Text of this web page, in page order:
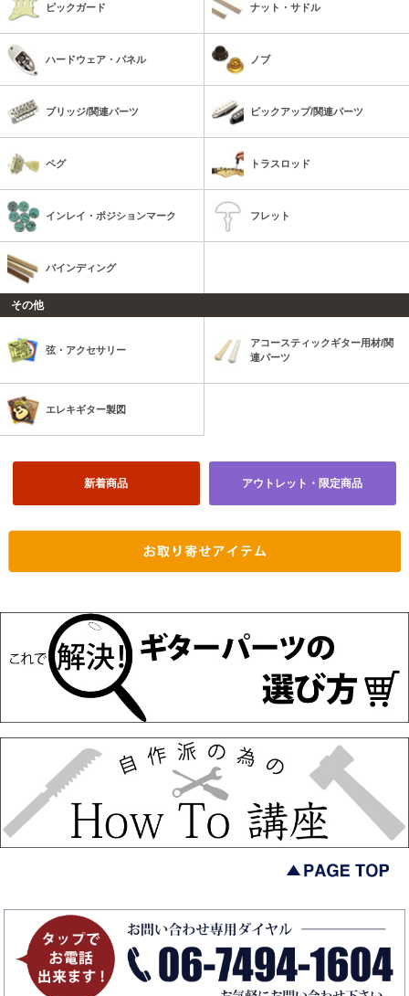
ピックガード ナット・サドル
ハードウェア・パネル ノブ
ブリッジ/関連パーツ ピックアップ/関連パーツ
ペグ トラスロッド
インレイ・ポジションマーク フレット
バインディング
その他
弦・アクセサリー
アコースティックギター用材/関
連パーツ
エレキギター製図
新着商品 アウトレット・限定商品